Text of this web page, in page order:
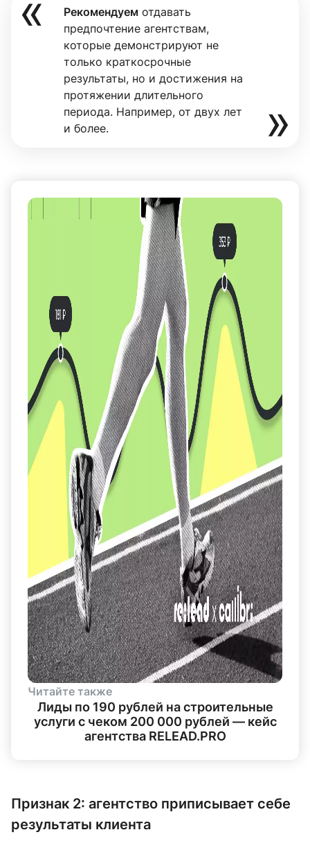
Рекомендуем отдавать
предпочтение агентствам,
которые демонстрируют не
только краткосрочные
результаты, но и достижения на
протяжении длительного
периода. Например, от двух лет
и более.
Читайте также
Лиды по 190 рублей на строительные
услуги с чеком 200 000 рублей — кейс
агентства RELEAD.PRO
Признак 2: агентство приписывает себе
результаты клиента